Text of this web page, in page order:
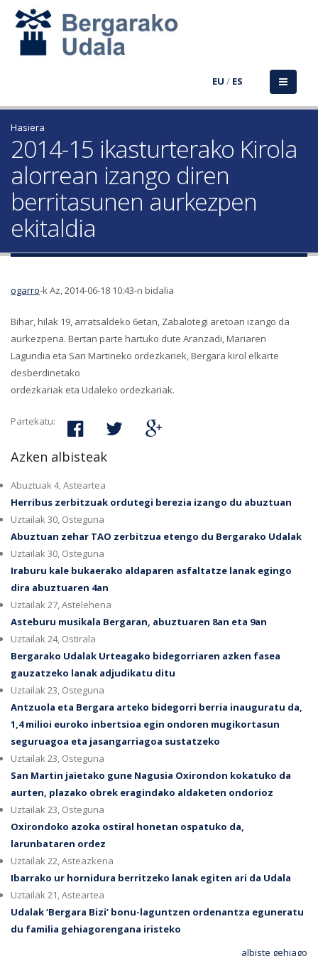
EU / ES
Hasiera
2014-15 ikasturterako Kirola
alorrean izango diren
berritasunen aurkezpen
ekitaldia
ogarro-k Az, 2014-06-18 10:43-n bidalia
Bihar, hilak 19, arratsaldeko 6etan, Zabalotegi aretoan izango da
aurkezpena. Bertan parte hartuko dute Aranzadi, Mariaren
Lagundia eta San Martineko ordezkariek, Bergara kirol elkarte
desberdinetako
ordezkariak eta Udaleko ordezkariak.
Partekatu:
Azken albisteak
Abuztuak 4, Asteartea
Herribus zerbitzuak ordutegi berezia izango du abuztuan
Uztailak 30, Osteguna
Abuztuan zehar TAO zerbitzua etengo du Bergarako Udalak
Uztailak 30, Osteguna
Iraburu kale bukaerako aldaparen asfaltatze lanak egingo
dira abuztuaren 4an
Uztailak 27, Astelehena
Asteburu musikala Bergaran, abuztuaren 8an eta 9an
Uztailak 24, Ostirala
Bergarako Udalak Urteagako bidegorriaren azken fasea
gauzatzeko lanak adjudikatu ditu
Uztailak 23, Osteguna
Antzuola eta Bergara arteko bidegorri berria inauguratu da,
1,4 milioi euroko inbertsioa egin ondoren mugikortasun
seguruagoa eta jasangarriagoa sustatzeko
Uztailak 23, Osteguna
San Martin jaietako gune Nagusia Oxirondon kokatuko da
aurten, plazako obrek eragindako aldaketen ondorioz
Uztailak 23, Osteguna
Oxirondoko azoka ostiral honetan ospatuko da,
larunbataren ordez
Uztailak 22, Asteazkena
Ibarrako ur hornidura berritzeko lanak egiten ari da Udala
Uztailak 21, Asteartea
Udalak ‘Bergara Bizi’ bonu-laguntzen ordenantza eguneratu
du familia gehiagorengana iristeko
albiste gehiago